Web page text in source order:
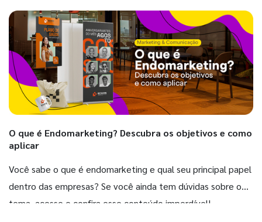
O que é Endomarketing? Descubra os objetivos e como
aplicar
Você sabe o que é endomarketing e qual seu principal papel
dentro das empresas? Se você ainda tem dúvidas sobre o
tema, acesse e confira esse conteúdo imperdível!